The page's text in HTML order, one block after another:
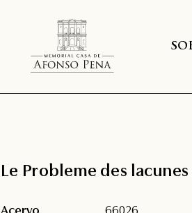
Le Probleme des
Acervo 66026